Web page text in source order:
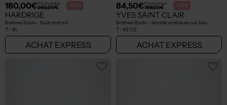
180,00€Prix boutique :
360,00€ -50%
HARDRIGE
Bottines/Boots - Bout rond noir
T : 41
ACHAT EXPRESS
84,50€Prix boutique :
169,00€ -50%
YVES SAINT CLAIR
Bottines/Boots - Semelle extérieure cuir bleu
T : 43 1/2
ACHAT EXPRESS